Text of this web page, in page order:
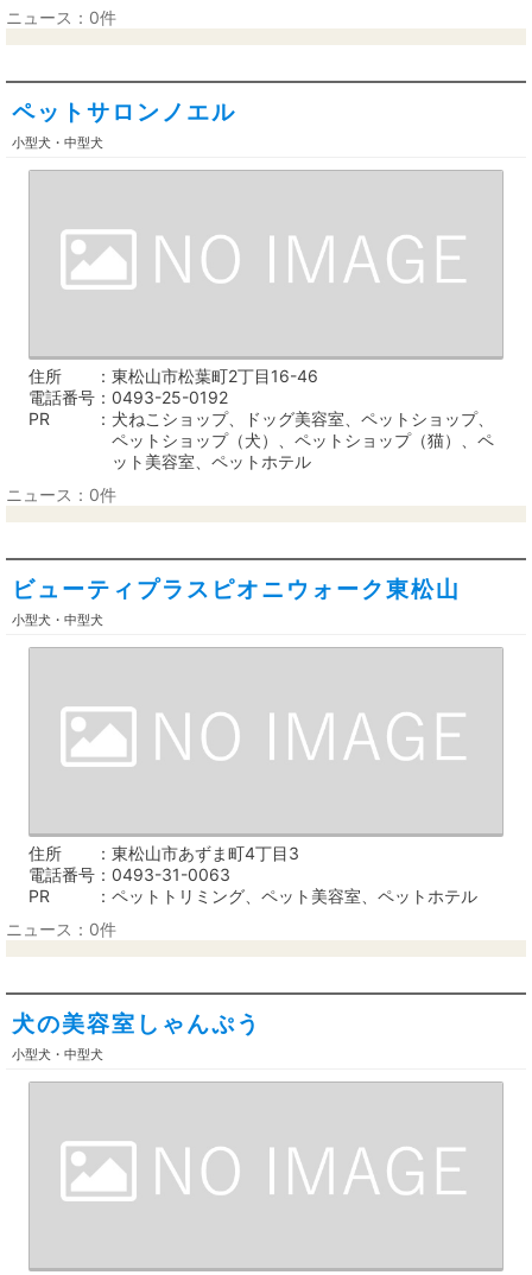
ニュース：0件
ペットサロンノエル
小型犬・中型犬
住所
東松山市松葉町2丁目16-46
電話番号
0493-25-0192
PR
犬ねこショップ、ドッグ美容室、ペットショップ、
ペットショップ（犬）、ペットショップ（猫）、ペ
ット美容室、ペットホテル
ニュース：0件
ビューティプラスピオニウォーク東松山
小型犬・中型犬
住所
東松山市あずま町4丁目3
電話番号
0493-31-0063
PR
ペットトリミング、ペット美容室、ペットホテル
ニュース：0件
犬の美容室しゃんぷう
小型犬・中型犬